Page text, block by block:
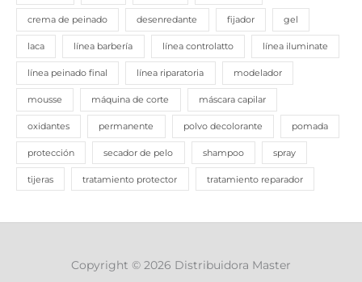
crema de peinado desenredante fijador gel
laca línea barbería línea controlatto línea iluminate
línea peinado final línea riparatoria modelador
mousse máquina de corte máscara capilar
oxidantes permanente polvo decolorante pomada
protección secador de pelo shampoo spray
tijeras tratamiento protector tratamiento reparador
Copyright © 2026 Distribuidora Master